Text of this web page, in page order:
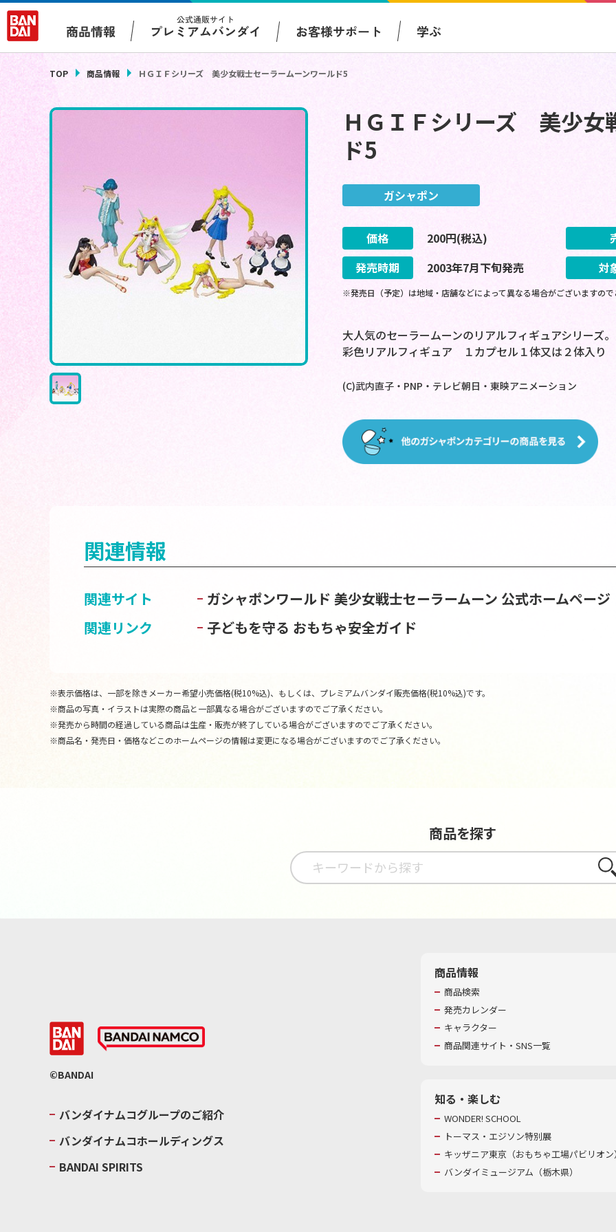
商品情報
公式通販サイト
プレミアムバンダイ お客様サポート 学ぶ
TOP 商品情報 ＨＧＩＦシリーズ 美少女戦士セーラームーンワールド5
ＨＧＩＦシリーズ 美少女
ド5
ガシャポン
価格 200円(税込)
発売時期
2003年7月下旬発売 対
※発売日（予定）は地域・店舗などによって異なる場合がございますの
大人気のセーラームーンのリアルフィギュアシリーズ
彩色リアルフィギュア １カプセル１体又は２体入り
(C)武内直子・PNP・テレビ朝日・東映アニメーション
関連情報
関連サイト ガシャポンワールド 美少女戦士セーラームーン 公式ホームページ
関連リンク
子どもを守る おもちゃ安全ガイド
※表示価格は、一部を除きメーカー希望小売価格(税10%込)、もしくは、プレミアムバンダイ販売価格(税10%込)です。
※商品の写真・イラストは実際の商品と一部異なる場合がございますのでご了承ください。
※発売から時間の経過している商品は生産・販売が終了している場合がございますのでご了承ください。
※商品名・発売日・価格などこのホームページの情報は変更になる場合がございますのでご了承ください。
商品を探す
さが
©BANDAI
バンダイナムコグループのご紹介
バンダイナムコホールディングス
BANDAI SPIRITS
商品情報
商品検索
発売カレンダー
キャラクター
商品関連サイト・SNS一覧
知る・楽しむ
WONDER! SCHOOL
トーマス・エジソン特別展
キッザニア東京（おもちゃ工場パビリオ
バンダイミュージアム（栃木県）